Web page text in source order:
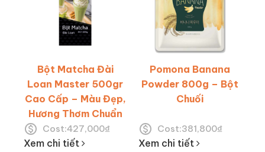
Bột Matcha Đài
Loan Master 500gr
Cao Cấp – Màu Đẹp,
Hương Thơm Chuẩn
Cost:427,000₫
Xem chi tiết
Pomona Banana
Powder 800g – Bột
Chuối
Cost:381,800₫
Xem chi tiết